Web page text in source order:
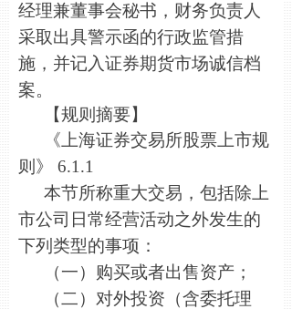
经理兼董事会秘书，财务负责人
采取出具警示函的行政监管措
施，并记入证券期货市场诚信档
案。
【规则摘要】
《上海证券交易所股票上市规
则》 6.1.1
本节所称重大交易，包括除上
市公司日常经营活动之外发生的
下列类型的事项：
（一）购买或者出售资产；
（二）对外投资（含委托理